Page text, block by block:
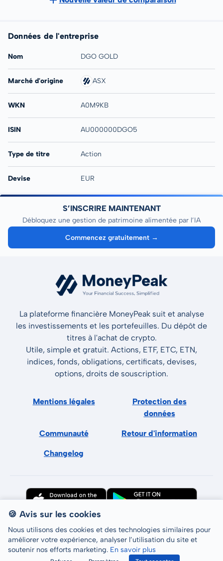
Données de l'entreprise
Nom DGO GOLD
Marché d'origine ASX
WKN A0M9KB
ISIN AU000000DGO5
Type de titre Action
Devise EUR
S’INSCRIRE MAINTENANT
Débloquez une gestion de patrimoine alimentée par l’IA
Commencez gratuitement →
La plateforme financière MoneyPeak suit et analyse
les investissements et les portefeuilles. Du dépôt de
titres à l'achat de crypto.
Utile, simple et gratuit. Actions, ETF, ETC, ETN,
indices, fonds, obligations, certificats, devises,
options, droits de souscription.
Mentions légales
Protection des
données
Communauté Retour d'information
Changelog
Tous droits réservés © LCP GmbH 2026
🍪 Avis sur les cookies
Nous utilisons des cookies et des technologies similaires pour
améliorer votre expérience, analyser l’utilisation du site et
soutenir nos efforts marketing. En savoir plus